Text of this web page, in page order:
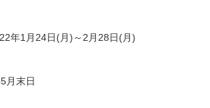
年1月24日(月)～2月28日(月)
月末日